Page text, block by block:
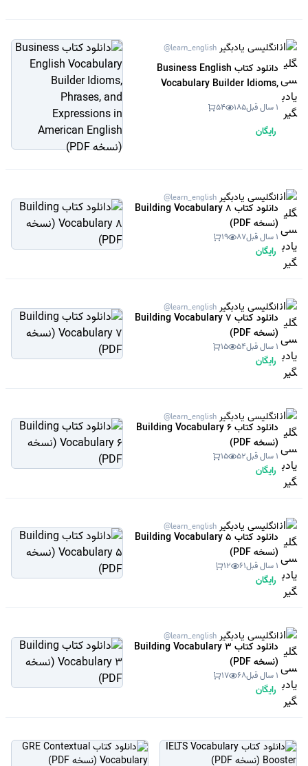
انگلیسی یادبگیر @learn_english
دانلود کتاب Business English
Vocabulary Builder Idioms,
Phrases, and Expressions in
American English (نسخه PDF)1 سال قبل 185
54
رایگان
انگلیسی یادبگیر @learn_english
دانلود کتاب Building Vocabulary 8
(نسخه PDF)
1 سال قبل 87
19
رایگان
انگلیسی یادبگیر @learn_english
دانلود کتاب Building Vocabulary 7
(نسخه PDF)
1 سال قبل 54
15
رایگان
انگلیسی یادبگیر @learn_english
دانلود کتاب Building Vocabulary 6
(نسخه PDF)
1 سال قبل 52
15
رایگان
انگلیسی یادبگیر @learn_english
دانلود کتاب Building Vocabulary 5
(نسخه PDF)
1 سال قبل 61
12
رایگان
انگلیسی یادبگیر @learn_english
دانلود کتاب Building Vocabulary 3
(نسخه PDF)
1 سال قبل 68
17
رایگان